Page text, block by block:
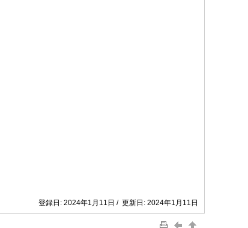
登録日: 2024年1月11日 / 更新日: 2024年1月11日